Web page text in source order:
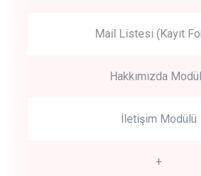
Mail Listesi (Kayıt
Hakkımızda
İletişim Modülü
+